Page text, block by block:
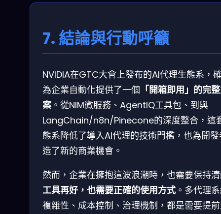
7. 結論與行動呼籲
NVIDIA在GTC大會上發布的AI代理生態系，
為企業自動化提供了一個 「開箱即用」的完
案 。從NIM微服務、AgentIQ工具包、到與
LangChain/n8n/Pinecone的深度整合，這
態系降低了導入AI代理的技術門檻，也為開
造了新的商業機會。
然而，企業在擁抱這波浪潮時，也需要保持
工具再好，也需要正確的使用方式。多代理
複雜性、成本控制、治理機制，都是需要提